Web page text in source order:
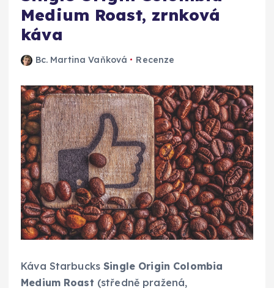
Medium Roast, zrnková
káva
Bc. Martina Vaňková Recenze
Káva StarbucksSingle Origin Colombia
Medium Roast (středně pražená,